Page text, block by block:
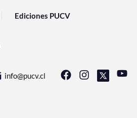
Ediciones PUCV
info@pucv.cl